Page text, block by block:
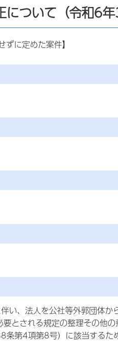
ついて（令和6年
に定めた案件】
い、法人を公社等外郭団体
とされる規定の整理その他
第4項第8号）に該当するた